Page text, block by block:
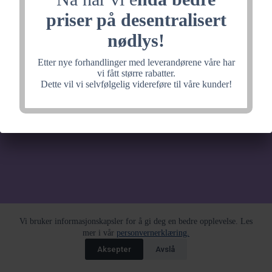
priser på desentralisert
nødlys!
Etter nye forhandlinger med leverandørene våre har
vi fått større rabatter.
Dette vil vi selvfølgelig videreføre til våre kunder!
Vi bruker informasjonskapsler for å gi deg en bedre opplevelse. Les
mer i vår personvernerklæring.
Aksepter
Avslå
noe fantastisk, velkommen
tilbake litt senere.